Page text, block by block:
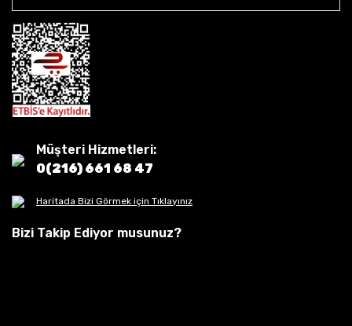
Müşteri Hizmetleri:
0(216) 661 68 47
Haritada Bizi Görmek için Tıklayınız
Bizi Takip Ediyor musunuz?